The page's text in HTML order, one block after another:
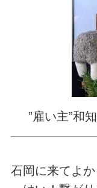
”雇い主”和
石岡に来てよ